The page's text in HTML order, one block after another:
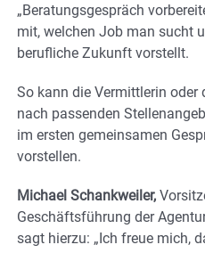
„Beratungsgespräch
mit, welchen Job man sucht
berufliche Zukunft vorstellt.
So kann die Vermittlerin oder
nach passenden
im ersten gemeinsamen
vorstellen.
Michael Schankweiler,
Geschäftsführung der
sagt hierzu: „Ich freue mich,